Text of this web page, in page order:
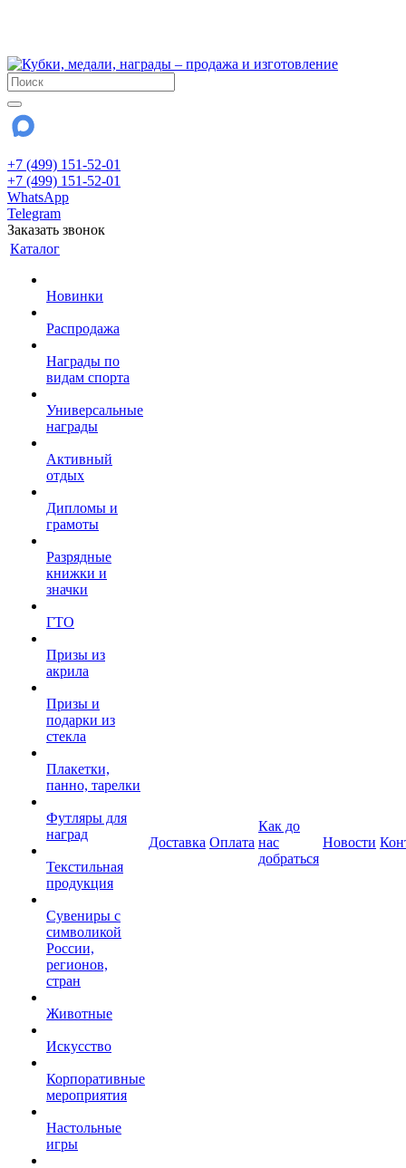
+7 (499) 151-52-01
+7 (499) 151-52-01
WhatsApp
Telegram
Заказать звонок
Каталог
Новинки
Распродажа
Награды по
видам спорта
Универсальные
награды
Активный
отдых
Дипломы и
грамоты
Разрядные
книжки и
значки
ГТО
Призы из
акрила
Призы и
подарки из
стекла
Плакетки,
панно, тарелки
Футляры для
наград
Текстильная
продукция
Сувениры с
символикой
России,
регионов,
стран
Животные
Искусство
Корпоративные
мероприятия
Настольные
игры
Доставка Оплата
Как до
нас
добраться
Новости